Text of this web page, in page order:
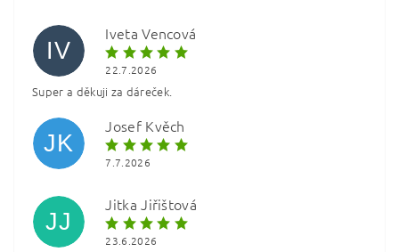
Vložením hodnocení souhlasíte s
IV
Iveta Vencová
22.7.2026
Super a děkuji za dáreček.
JK
Josef Kvěch
7.7.2026
JJ
Jitka Jiřištová
23.6.2026